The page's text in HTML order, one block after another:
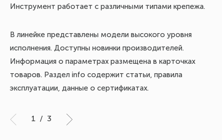
Инструмент работает с различными типами крепежа.
В линейке представлены модели высокого уровня
исполнения. Доступны новинки производителей.
Информация о параметрах размещена в карточках
товаров. Раздел info содержит статьи, правила
эксплуатации, данные о сертификатах.
1 / 3